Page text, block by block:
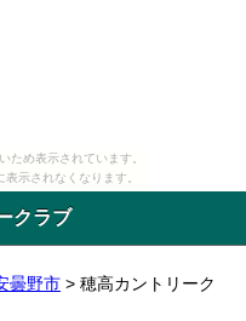
ため表示されています。
示されなくなります。
クラブ
曇野市 > 穂高カントリーク